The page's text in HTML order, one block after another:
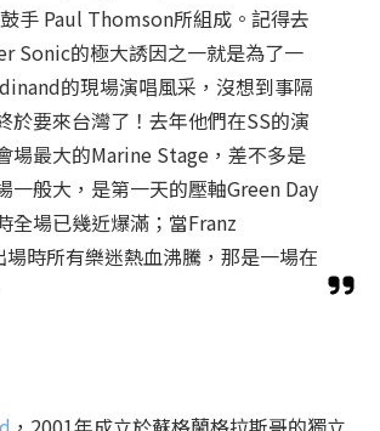
手 Paul Thomson所組成。記得去
Sonic的極大誘因之一就是為了一
的現場演唱風采，沒想到事隔
於要來台灣了！去年他們在SS的演
場最大的Marine Stage，差不多是
一般大，是第一天的壓軸Green Day
全場已幾近爆滿；當Franz
時所有樂迷熱血沸騰，那是一場在